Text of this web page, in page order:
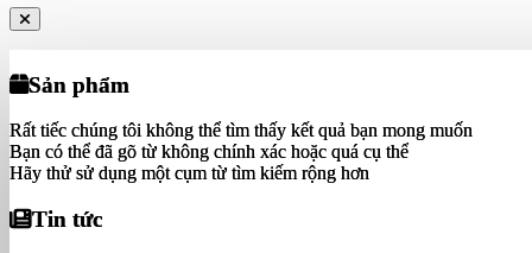
Sản phẩm
Rất tiếc chúng tôi không thể tìm thấy kết quả bạn mong muốn
Bạn có thể đã gõ từ không chính xác hoặc quá cụ thể
Hãy thử sử dụng một cụm từ tìm kiếm rộng hơn
Tin tức
Sản phẩm
Rất tiếc chúng tôi không thể tìm thấy kết quả bạn mong muốn
Bạn có thể đã gõ từ không chính xác hoặc quá cụ thể
Hãy thử sử dụng một cụm từ tìm kiếm rộng hơn
Tin tức